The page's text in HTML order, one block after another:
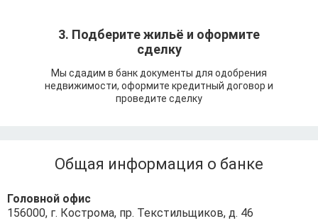
3. Подберите жильё и оформите
сделку
Мы сдадим в банк документы для одобрения
недвижимости, оформите кредитный договор и
проведите сделку
Общая информация о банке
Головной офис
156000, г. Кострома, пр. Текстильщиков, д. 46